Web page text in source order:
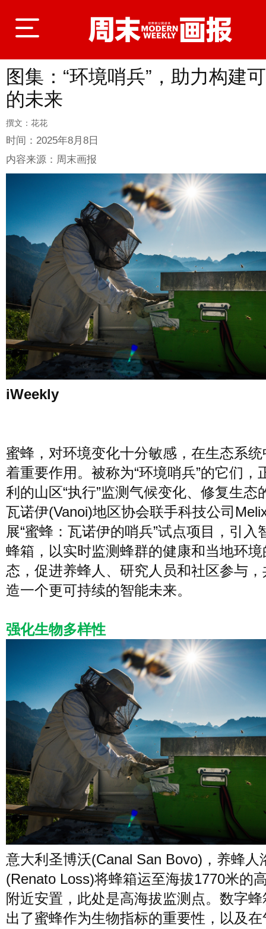
登录
首页
封面故事
商业
风尚 美容 时尚 明星
生活 文化 美食 旅游
周末
图集：“环境哨兵”，助力构建
的未来
撰文：花花
时间： 2025年8月8日
内容来源： 周末画报
iWeekly
蜜蜂，对环境变化十分敏感，在生态系
着重要作用。被称为“环境哨兵”的它们，
利的山区“执行”监测气候变化、修复生态
瓦诺伊(Vanoi)地区协会联手科技公司
展“蜜蜂：瓦诺伊的哨兵”试点项目，引入
蜂箱，以实时监测蜂群的健康和当地环境
态，促进养蜂人、研究人员和社区参与
造一个更可持续的智能未来。
强化生物多样性
意大利圣博沃(Canal San Bovo)，养蜂人
(Renato Loss)将蜂箱运至海拔1770米的
附近安置，此处是高海拔监测点。数字
出了蜜蜂作为生物指标的重要性，以及